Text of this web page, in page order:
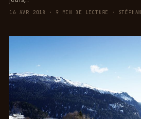
16 AVR 2018 · 9 MIN DE LECTURE ·